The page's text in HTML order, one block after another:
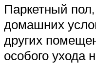
Паркетный
домашних
других
особого ухода